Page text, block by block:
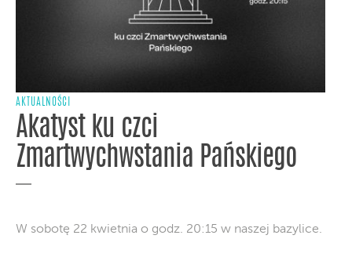
AKTUALNOŚCI
Akatyst ku czci
Zmartwychwstania Pańskiego
W sobotę 22 kwietnia o godz. 20:15 w naszej bazylice.